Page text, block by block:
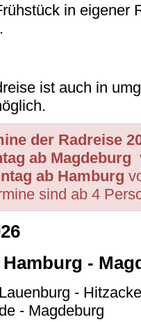
in eigener
ist auch in
der Radreise
ab Magdeburg
ab Hamburg
sind ab 4
-
-
- Magdeburg